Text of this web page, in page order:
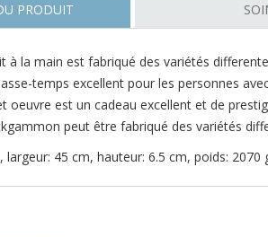
PRODUIT
à la main est fabriqué des variétés
temps excellent pour les personnes
oeuvre est un cadeau excellent et de
peut être fabriqué des variétés
largeur: 45 cm, hauteur: 6.5 cm, poids: 2070